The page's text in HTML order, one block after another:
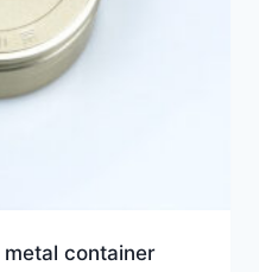
container